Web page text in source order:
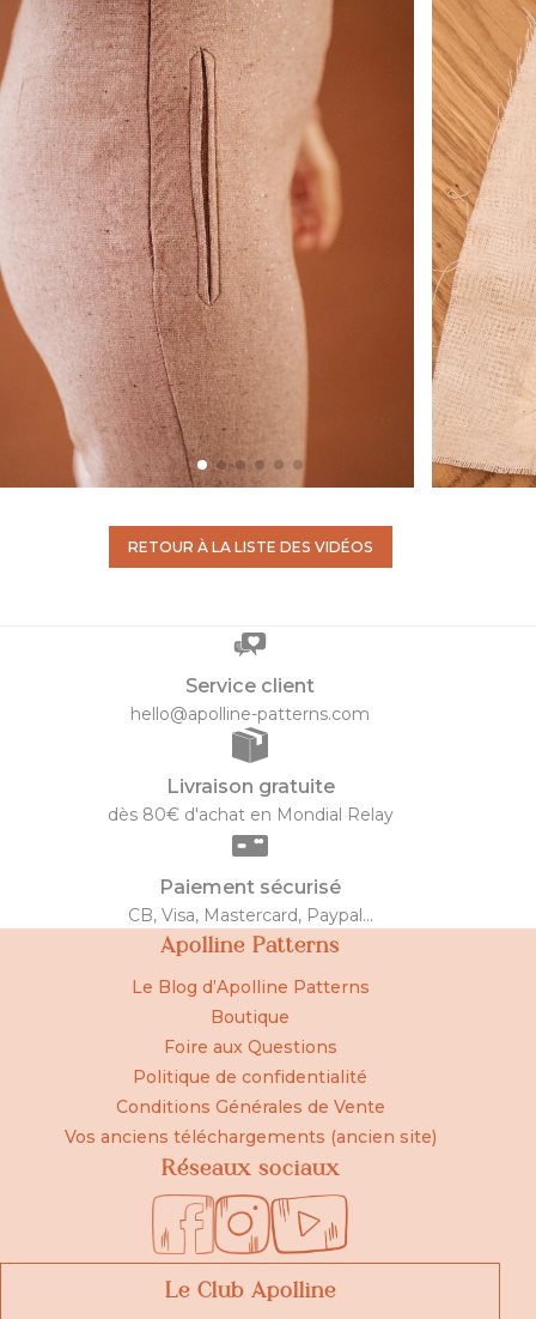
RETOUR À LA LISTE DES VIDÉOS
Service client
hello@apolline-patterns.com
Livraison gratuite
dès 80€ d'achat en Mondial Relay
Paiement sécurisé
CB, Visa, Mastercard, Paypal...
Apolline Patterns
Le Blog d’Apolline Patterns
Boutique
Foire aux Questions
Politique de confidentialité
Conditions Générales de Vente
Vos anciens téléchargements (ancien site)
Réseaux sociaux
Le Club Apolline